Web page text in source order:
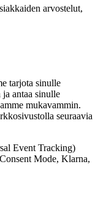
arvostelut,
tarjota sinulle
antaa sinulle
mukavammin.
seuraavia
Event Tracking)
Mode, Klarna,